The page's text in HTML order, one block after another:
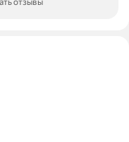
отзывы